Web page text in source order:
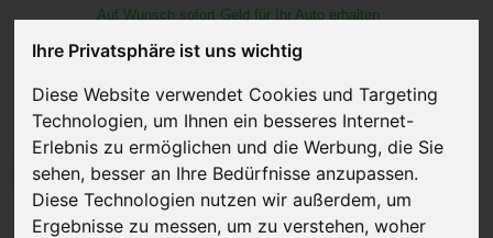
Ihre Privatsphäre ist uns wichtig
Diese Website verwendet Cookies und Targeting
Technologien, um Ihnen ein besseres Internet-
Erlebnis zu ermöglichen und die Werbung, die Sie
sehen, besser an Ihre Bedürfnisse anzupassen.
Diese Technologien nutzen wir außerdem, um
Ergebnisse zu messen, um zu verstehen, woher
Auf Wunsch sofort Geld für Ihr Auto erhalten
JETZT KOSTENLOSE BEWERTUNG
Kostenloses Angebotfür den Ankauf Ihres Autos inklusive der